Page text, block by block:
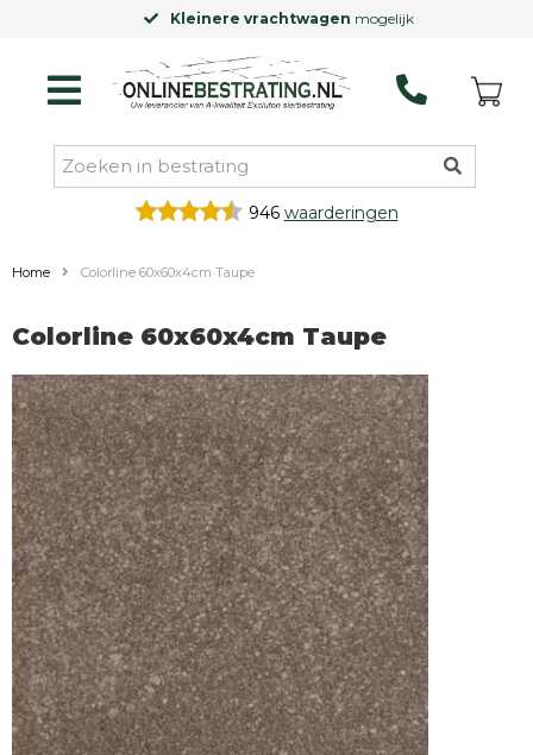
Kleinere vrachtwagenmogelijk
946 waarderingen
Home Colorline 60x60x4cm Taupe
Colorline 60x60x4cm Taupe